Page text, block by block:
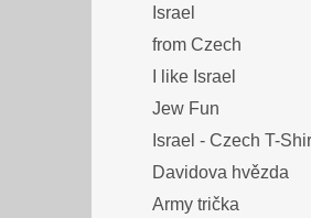
Israel
from Czech
I like Israel
Jew Fun
Israel - Czech T-
Davidova hvězda
Army trička